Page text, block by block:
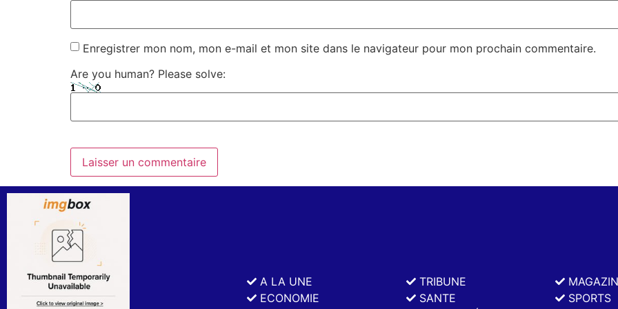
Enregistrer mon nom, mon e-mail et mon site dans le navigateur pour mon prochain commentaire.
Are you human? Please solve:
A LA UNE
ECONOMIE
TRIBUNE
SANTE
SPORTS